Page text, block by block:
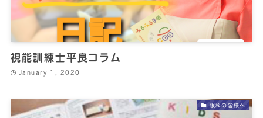
視能訓練士平良コラム
January 1, 2020
眼科の皆様へ